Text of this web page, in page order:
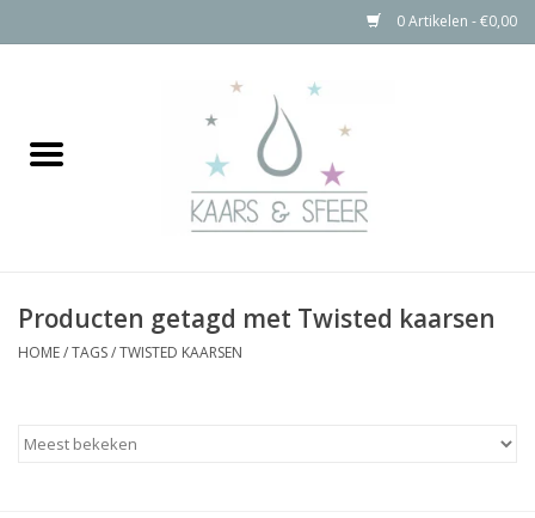
0 Artikelen - €0,00
Stompkaarsen Rustiek
Kaarsen Accessoires
Producten getagd met Twisted kaarsen
HOME/TAGS/TWISTED KAARSEN